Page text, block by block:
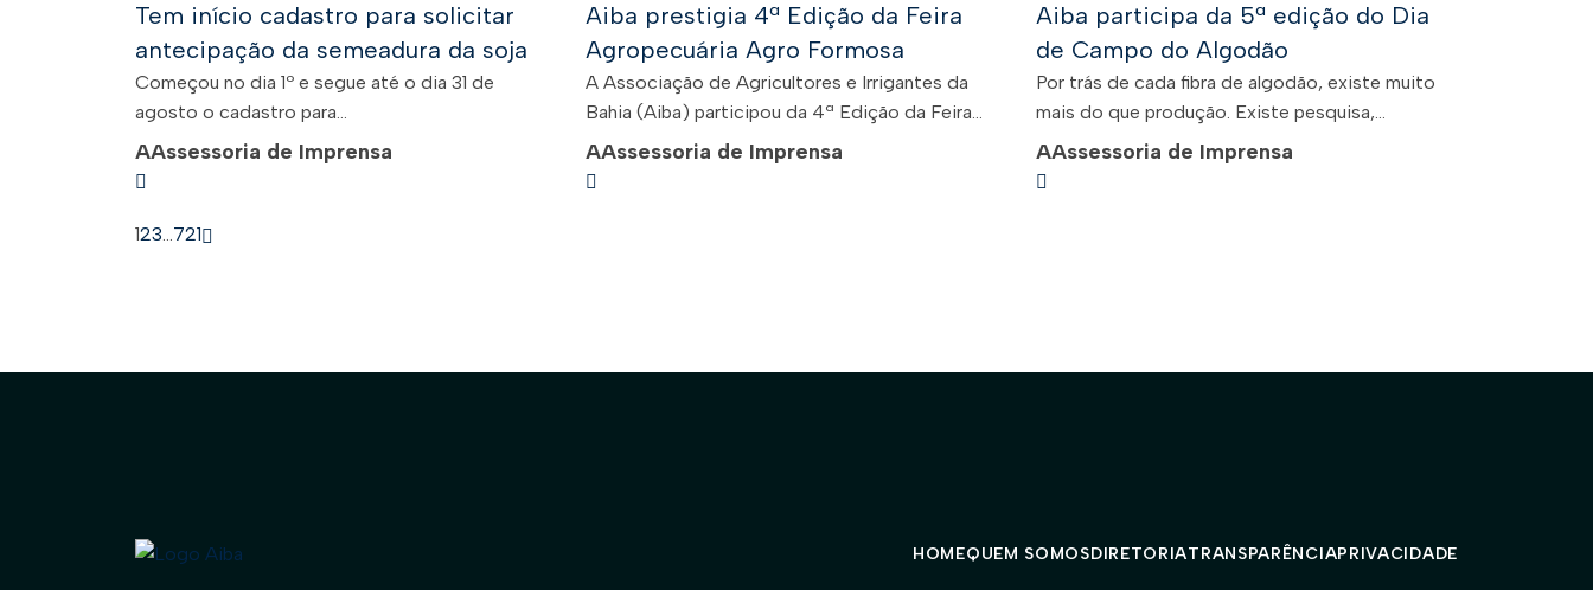
Tem início cadastro para solicitar
antecipação da semeadura da soja
Começou no dia 1º e segue até o dia 31 de
agosto o cadastro para...
AAssessoria de Imprensa
Aiba prestigia 4ª Edição da Feira
Agropecuária Agro Formosa
A Associação de Agricultores e Irrigantes da
Bahia (Aiba) participou da 4ª Edição da Feira...
AAssessoria de Imprensa
Aiba participa da 5ª edição do Dia
de Campo do Algodão
Por trás de cada fibra de algodão, existe muito
mais do que produção. Existe pesquisa,...
AAssessoria de Imprensa
123…721
HOMEQUEM SOMOSDIRETORIATRANSPARÊNCIAPRIVACIDADE